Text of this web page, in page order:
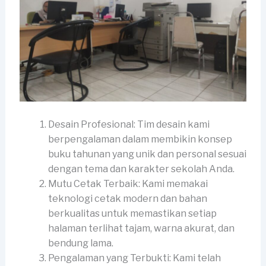
Desain Profesional: Tim desain kami
berpengalaman dalam membikin konsep
buku tahunan yang unik dan personal sesuai
dengan tema dan karakter sekolah Anda.
Mutu Cetak Terbaik: Kami memakai
teknologi cetak modern dan bahan
berkualitas untuk memastikan setiap
halaman terlihat tajam, warna akurat, dan
bendung lama.
Pengalaman yang Terbukti: Kami telah